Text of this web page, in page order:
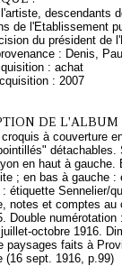
descendants
de l'Etablissement
du président de
: Denis, Paul
: achat
: 2007
DE L'ALBUM
à couverture
détachables.
en haut à gauche.
; en bas à gauche
étiquette Sennelier/
notes et comptes
Double
octobre 1916.
paysages faits à
(16 sept. 1916, p.99)